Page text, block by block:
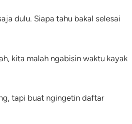
dulu. Siapa tahu bakal selesai
kita malah ngabisin waktu kayak
tapi buat ngingetin daftar